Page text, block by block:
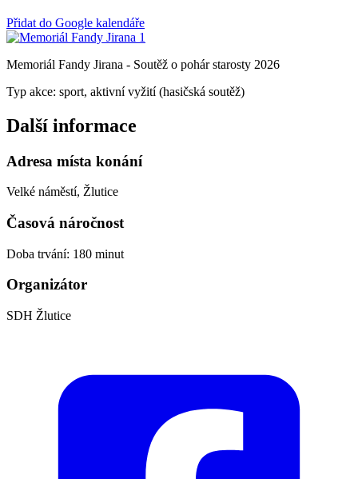
Přidat do Google kalendáře
Memoriál Fandy Jirana - Soutěž o pohár starosty 2026
Typ akce: sport, aktivní vyžití (hasičská soutěž)
Další informace
Adresa místa konání
Velké náměstí, Žlutice
Časová náročnost
Doba trvání: 180 minut
Organizátor
SDH Žlutice